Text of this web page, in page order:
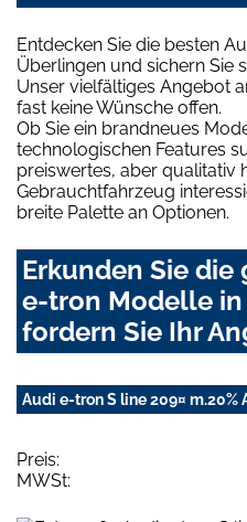
Entdecken Sie die besten
Überlingen und sichern Sie
Unser vielfältiges Angebot
fast keine Wünsche offen.
Ob Sie ein brandneues
technologischen Features
preiswertes, aber qualitativ
Gebrauchtfahrzeug
breite Palette an Optionen.
Erkunden Sie
e-tron Modelle
fordern Sie Ihr
Audi e-tron S line 209¤ m.20%
Preis:
MWSt: